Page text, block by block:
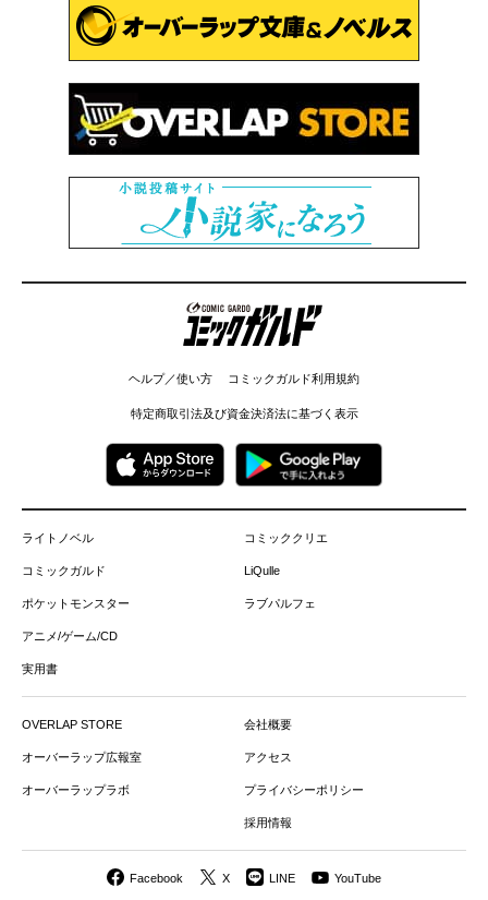
コミックガルド
ヘルプ／使い方 コミックガルド利用規約
特定商取引法及び資金決済法に基づく表示
ライトノベル
コミックガルド
ポケットモンスター
アニメ/ゲーム/CD
実用書
コミッククリエ
LiQulle
ラブパルフェ
OVERLAP STORE
オーバーラップ広報室
オーバーラップラボ
会社概要
アクセス
プライバシーポリシー
採用情報
Facebook X LINE YouTube